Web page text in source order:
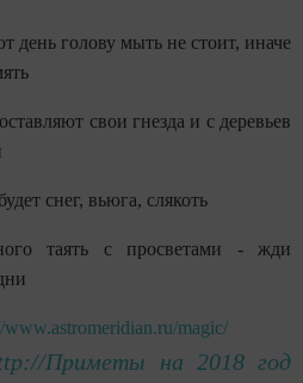
день голову мыть не стоит, иначе
свои гнезда и с деревьев
снег, вьюга, слякоть
таять с просветами - жди
www.astromeridian.ru/magic/
Приметы на 2018 год